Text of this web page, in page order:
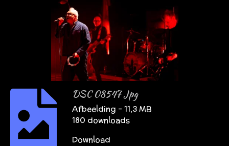
DSC 08547 Jpg
Afbeelding – 11,3 MB
180 downloads
Download